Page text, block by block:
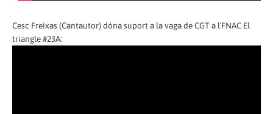
Cesc Freixas (Cantautor) dóna suport a la vaga de CGT a l´FNAC El
triangle #23A: